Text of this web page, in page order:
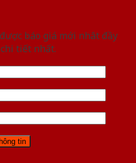
báo giá mới nhât đầy
tiết nhất.